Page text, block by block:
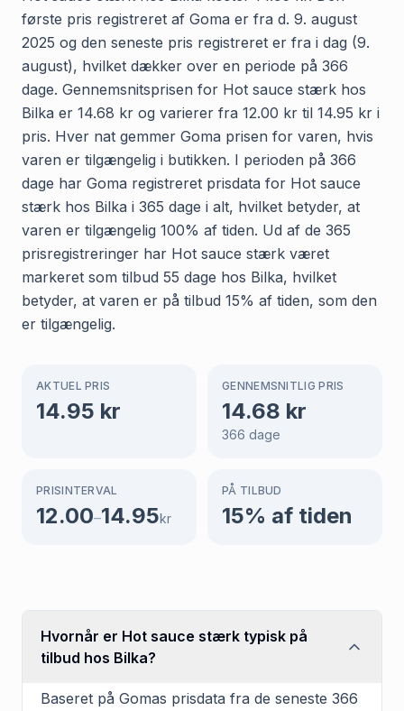
første pris registreret af Goma er fra d. 9. august
2025 og den seneste pris registreret er fra i dag (9.
august), hvilket dækker over en periode på 366
dage. Gennemsnitsprisen for Hot sauce stærk hos
Bilka er 14.68 kr og varierer fra 12.00 kr til 14.95 kr i
pris. Hver nat gemmer Goma prisen for varen, hvis
varen er tilgængelig i butikken. I perioden på 366
dage har Goma registreret prisdata for Hot sauce
stærk hos Bilka i 365 dage i alt, hvilket betyder, at
varen er tilgængelig 100% af tiden. Ud af de 365
prisregistreringer har Hot sauce stærk været
markeret som tilbud 55 dage hos Bilka, hvilket
betyder, at varen er på tilbud 15% af tiden, som den
er tilgængelig.
AKTUEL PRIS
14.95 kr
GENNEMSNITLIG PRIS
14.68 kr
366 dage
PRISINTERVAL
12.00–14.95kr
PÅ TILBUD
15% af tiden
Hvornår er Hot sauce stærk typisk på
tilbud hos Bilka?
Baseret på Gomas prisdata fra de seneste 366